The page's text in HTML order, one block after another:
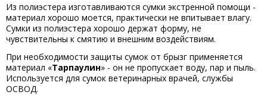
Из полиэстера изготавливаются сумки экстренной помощи -
материал хорошо моется, практически не впитывает влагу.
Сумки из полиэстера хорошо держат форму, не
чувствительны к смятию и внешним воздействиям.
При необходимости защиты сумок от брызг применяется
материал «Тарпаулин» - он не пропускает воду, пар и пыль.
Используется для сумок ветеринарных врачей, службы
ОСВОД.